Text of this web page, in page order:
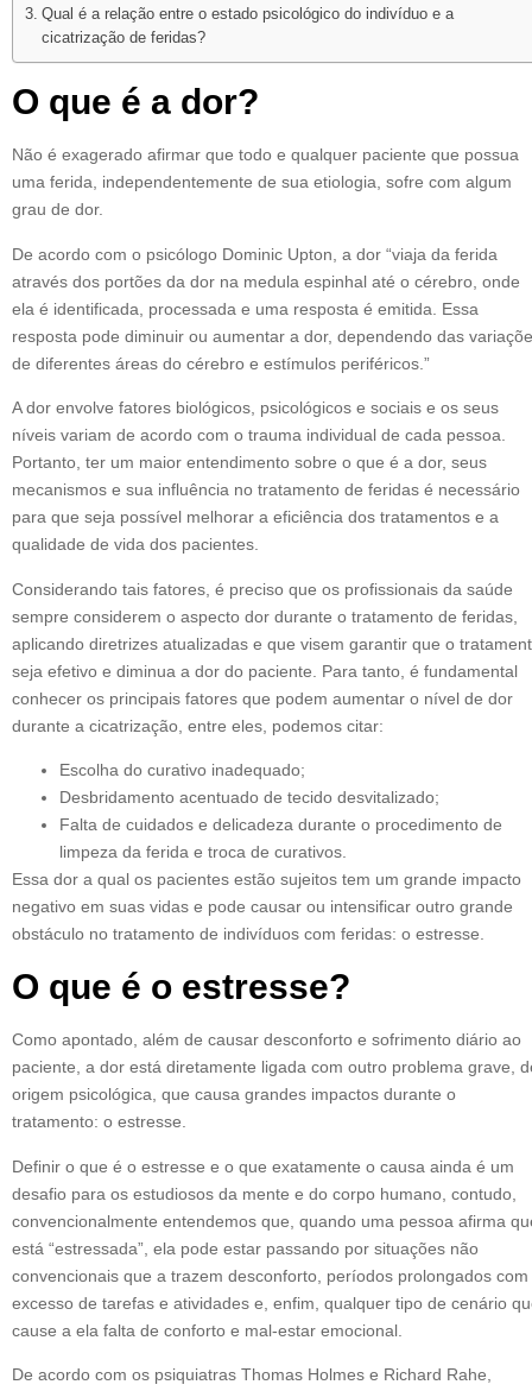
Qual é a relação entre o estado psicológico do indivíduo e a
cicatrização de feridas?
O que é a dor?
Não é exagerado afirmar que todo e qualquer paciente que possua
uma ferida, independentemente de sua etiologia, sofre com algum
grau de dor.
De acordo com o psicólogo Dominic Upton, a dor “viaja da ferida
através dos portões da dor na medula espinhal até o cérebro, onde
ela é identificada, processada e uma resposta é emitida. Essa
resposta pode diminuir ou aumentar a dor, dependendo das
de diferentes áreas do cérebro e estímulos periféricos.”
A dor envolve fatores biológicos, psicológicos e sociais e os seus
níveis variam de acordo com o trauma individual de cada pessoa.
Portanto, ter um maior entendimento sobre o que é a dor, seus
mecanismos e sua influência no tratamento de feridas é necessário
para que seja possível melhorar a eficiência dos tratamentos e a
qualidade de vida dos pacientes.
Considerando tais fatores, é preciso que os profissionais da saúde
sempre considerem o aspecto dor durante o tratamento de feridas,
aplicando diretrizes atualizadas e que visem garantir que o
seja efetivo e diminua a dor do paciente. Para tanto, é fundamental
conhecer os principais fatores que podem aumentar o nível de dor
durante a cicatrização, entre eles, podemos citar:
Escolha do curativo inadequado;
Desbridamento acentuado de tecido desvitalizado;
Falta de cuidados e delicadeza durante o procedimento de
limpeza da ferida e troca de curativos.
Essa dor a qual os pacientes estão sujeitos tem um grande impacto
negativo em suas vidas e pode causar ou intensificar outro grande
obstáculo no tratamento de indivíduos com feridas: o estresse.
O que é o estresse?
Como apontado, além de causar desconforto e sofrimento diário ao
paciente, a dor está diretamente ligada com outro problema grave,
origem psicológica, que causa grandes impactos durante o
tratamento: o estresse.
Definir o que é o estresse e o que exatamente o causa ainda é um
desafio para os estudiosos da mente e do corpo humano, contudo,
convencionalmente entendemos que, quando uma pessoa afirma
está “estressada”, ela pode estar passando por situações não
convencionais que a trazem desconforto, períodos prolongados com
excesso de tarefas e atividades e, enfim, qualquer tipo de cenário
cause a ela falta de conforto e mal-estar emocional.
De acordo com os psiquiatras Thomas Holmes e Richard Rahe,